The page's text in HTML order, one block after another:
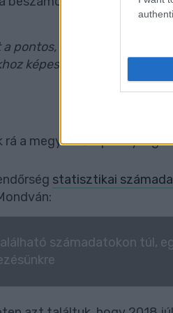
a pontos, konkrét számok?
képest? Hány eset, ügy,
rá a megyei
statisztikai
számadatokon túl,